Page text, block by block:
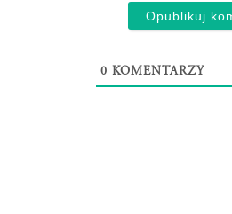
0 KOMENTARZY